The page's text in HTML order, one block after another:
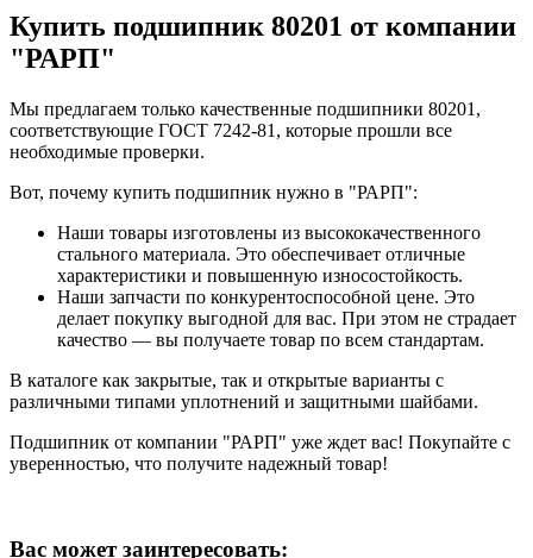
Купить подшипник 80201 от компании
"РАРП"
Мы предлагаем только качественные подшипники 80201,
соответствующие ГОСТ 7242-81, которые прошли все
необходимые проверки.
Вот, почему купить подшипник нужно в "РАРП":
Наши товары изготовлены из высококачественного
стального материала. Это обеспечивает отличные
характеристики и повышенную износостойкость.
Наши запчасти по конкурентоспособной цене. Это
делает покупку выгодной для вас. При этом не страдает
качество — вы получаете товар по всем стандартам.
В каталоге как закрытые, так и открытые варианты с
различными типами уплотнений и защитными шайбами.
Подшипник от компании "РАРП" уже ждет вас! Покупайте с
уверенностью, что получите надежный товар!
Вас может заинтересовать: